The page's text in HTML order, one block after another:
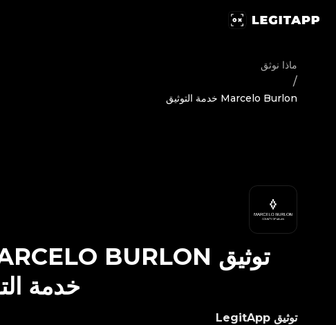
ماذا نوثق
/
Marcelo Burlon خدمة التوثيق
توثيق LegitApp
توثيق BURLON
خدمة